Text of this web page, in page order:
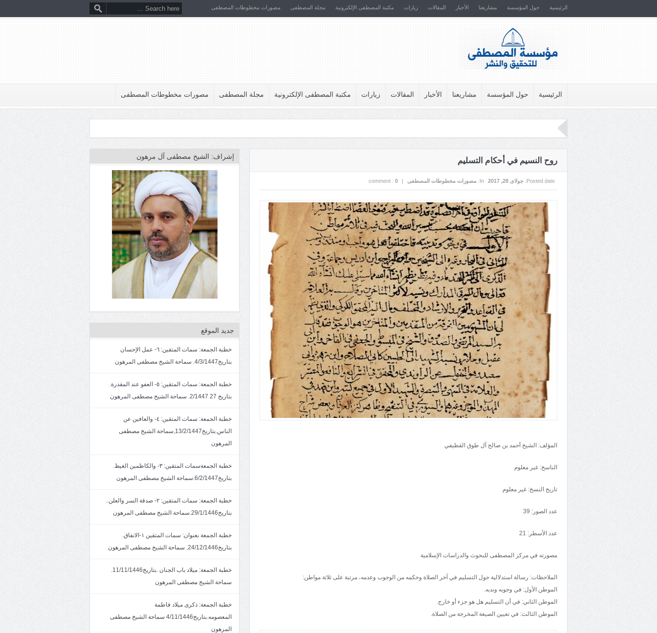
الرئيسية حول المؤسسة مشاريعنا الأخبار المقالات زيارات مكتبة المصطفى الإلكترونية مجلة المصطفى مصورات مخطوطات المصطفى
الرئيسية حول المؤسسة مشاريعنا الأخبار المقالات زيارات مكتبة المصطفى الإلكترونية مجلة المصطفى مصورات مخطوطات المصطفى
روح النسيم في أحكام التسليم
Posted date: جولای 28, 2017 In: مصورات مخطوطات المصطفى |
comment : 0
المؤلف: الشيخ أحمد بن صالح آل طوق القطيفي
الناسخ: غير معلوم
تاريخ النسخ: غير معلوم
عدد الصور: 39
عدد الأسطر: 21
مصورته في مركز المصطفى للبحوث والدراسات الإسلامية
الملاحظات: رسالة استدلالية حول التسليم في آخر الصلاة وحكمه من الوجوب وعدمه، مرتبة على ثلاثة مواطن:
الموطن الأول: في وجوبه وندبه.
الموطن الثاني: في أن التسليم هل هو جزء أو خارج.
الموطن الثالث: في تعيين الصيغة المخرجة من الصلاة.
إشراف: الشيخ مصطفى آل مرهون
جديد الموقع
خطبة الجمعة: سمات المتقين: ٦- عمل الإحسان
بتاريخ4/3/1447. سماحة الشيخ مصطفى المرهون
خطبة الجمعة: سمات المتقين: ٥- العفو عند المقدرة.
بتاريخ 27 2/1447. سماحة الشيخ مصطفى المرهون
خطبة الجمعة: سمات المتقين: ٤- والعافين عن
الناس.بتاريخ13/2/1447,سماحة الشيخ مصطفى
المرهون
خطبة الجمعةسمات المتقين: ٣- والكاظمين الغيظ.
بتاريخ6/2/1447.سماحة الشيخ مصطفى المرهون
خطبة الجمعة: سمات المتقين: ٢- صدقة السر والعلن..
بتاريخ29/1/1446.سماحة الشيخ مصطفى المرهون
خطبة الجمعة بعنوان: سمات المتقين ١-الانفاق.
بتاريخ24/12/1446. سماحة الشيخ مصطفى المرهون
خطبة الجمعة: ميلاد باب الجنان .بتاريخ11/11/1446.
سماحة الشيخ مصطفى المرهون
خطبة الجمعة: ذكرى ميلاد فاطمة
المعصومه.بتاريخ4/11/1446 سماحة الشيخ مصطفى
المرهون